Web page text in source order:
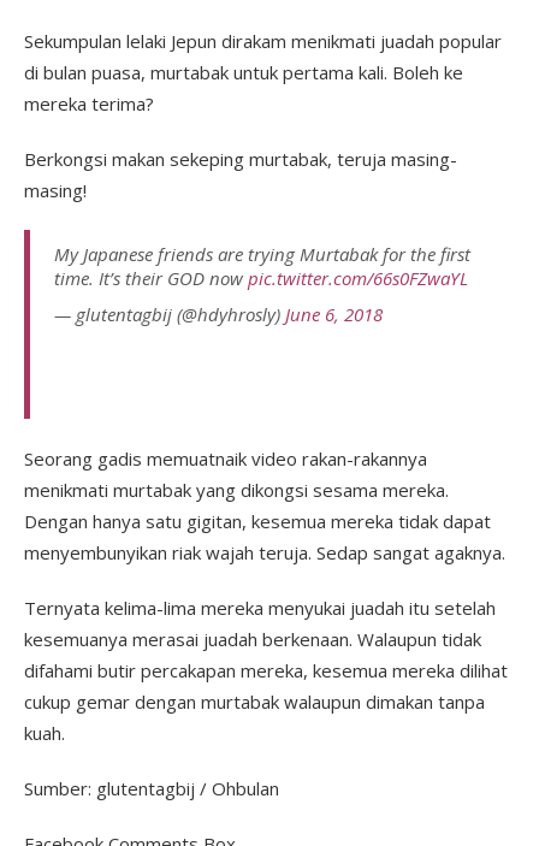
Sekumpulan lelaki Jepun dirakam menikmati juadah popular
di bulan puasa, murtabak untuk pertama kali. Boleh ke
mereka terima?
Berkongsi makan sekeping murtabak, teruja masing-
masing!
My Japanese friends are trying Murtabak for the first
time. It’s their GOD now pic.twitter.com/66s0FZwaYL
— glutentagbij (@hdyhrosly) June 6, 2018
Seorang gadis memuatnaik video rakan-rakannya
menikmati murtabak yang dikongsi sesama mereka.
Dengan hanya satu gigitan, kesemua mereka tidak dapat
menyembunyikan riak wajah teruja. Sedap sangat agaknya.
Ternyata kelima-lima mereka menyukai juadah itu setelah
kesemuanya merasai juadah berkenaan. Walaupun tidak
difahami butir percakapan mereka, kesemua mereka dilihat
cukup gemar dengan murtabak walaupun dimakan tanpa
kuah.
Sumber: glutentagbij / Ohbulan